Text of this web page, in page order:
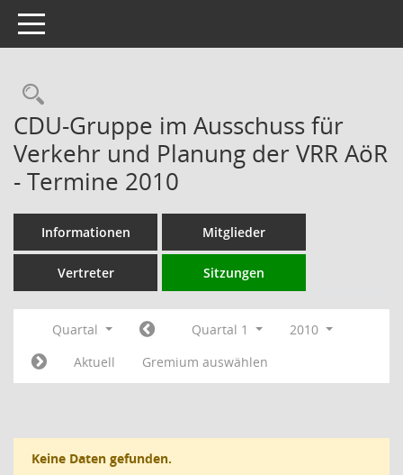
Toggle navigation
Rechercheauswahl
CDU-Gruppe im Ausschuss für
Verkehr und Planung der VRR AöR
- Termine 2010
Informationen Mitglieder
Vertreter Sitzungen
Quartal Quartal 1
2010
Aktuell
Gremium auswählen
Keine Daten gefunden.